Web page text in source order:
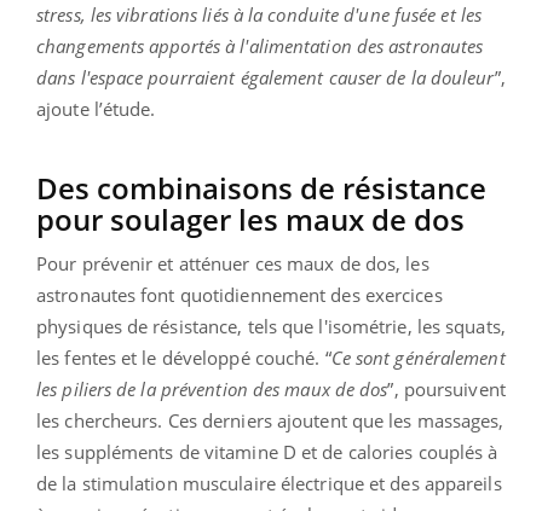
stress, les vibrations liés à la conduite d'une fusée et les
changements apportés à l'alimentation des astronautes
dans l'espace pourraient également causer de la douleur”,
ajoute l’étude.
Des combinaisons de résistance
pour soulager les maux de dos
Pour prévenir et atténuer ces maux de dos, les
astronautes font quotidiennement des exercices
physiques de résistance, tels que l'isométrie, les squats,
les fentes et le développé couché. “Ce sont généralement
les piliers de la prévention des maux de dos”, poursuivent
les chercheurs. Ces derniers ajoutent que les massages,
les suppléments de vitamine D et de calories couplés à
de la stimulation musculaire électrique et des appareils